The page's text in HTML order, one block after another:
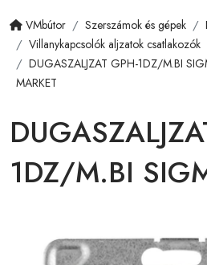
VMbútor Szerszámok és gépek
Villanykapcsolók aljzatok csatlakozók
DUGASZALJZAT GPH-1DZ/M.BI
MARKET
1DZ/M.BI